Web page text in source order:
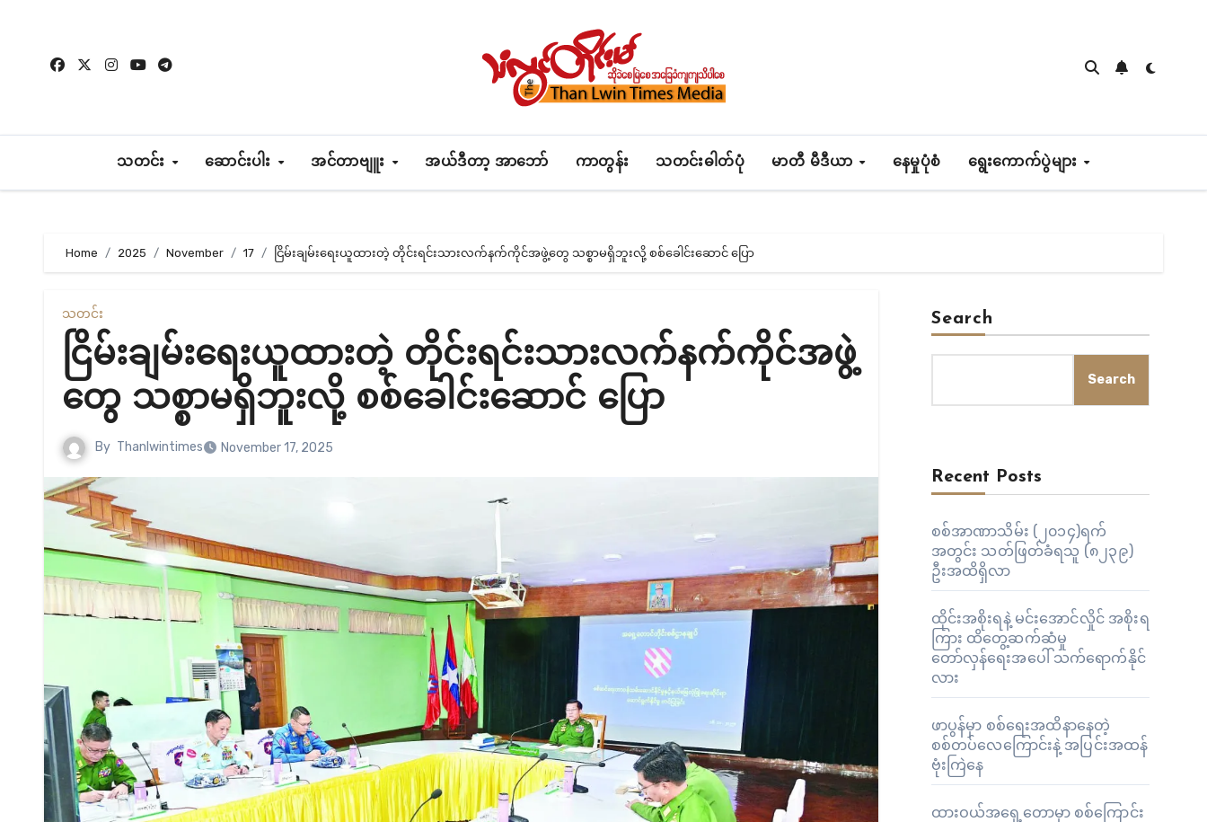
content
သတင်း ဆောင်းပါး အင်တာဗျူး အယ်ဒီတာ့ အာဘော် ကာတွန်း သတင်းဓါတ်ပုံ မာတီ မီဒီယာ နေမှုပုံစံ ရွေးကောက်ပွဲများ
Home 2025 November 17 ငြိမ်းချမ်းရေးယူထားတဲ့ တိုင်းရင်းသားလက်နက်ကိုင်အဖွဲ့တွေ သစ္စာမရှိဘူးလို့ စစ်ခေါင်းဆောင် ပြော
သတင်း
ငြိမ်းချမ်းရေးယူထားတဲ့ တိုင်းရင်းသားလက်နက်ကိုင်အဖွဲ့
တွေ သစ္စာမရှိဘူးလို့ စစ်ခေါင်းဆောင် ပြော
By Thanlwintimes November 17, 2025
Search
Search
Recent Posts
စစ်အာဏာသိမ်း (၂၀၁၄)ရက်
အတွင်း သတ်ဖြတ်ခံရသူ (၈၂၃၉)
ဦးအထိရှိလာ
ထိုင်းအစိုးရနဲ့ မင်းအောင်လှိုင် အစိုးရ
ကြား ထိတွေ့ဆက်ဆံမှု
တော်လှန်ရေးအပေါ် သက်ရောက်နိုင်
လား
ဖာပွန်မှာ စစ်ရေးအထိနာနေတဲ့
စစ်တပ်လေကြောင်းနဲ့ အပြင်းအထန်
ဗုံးကြဲနေ
ထားဝယ်အရှေ့တောမှာ စစ်ကြောင်း